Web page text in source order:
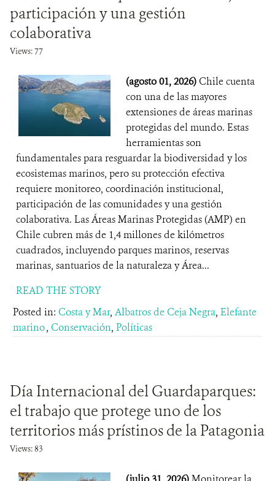
participación y una gestión
colaborativa
Views: 77
(agosto 01, 2026) Chile cuenta
con una de las mayores
extensiones de áreas marinas
protegidas del mundo. Estas
herramientas son
fundamentales para resguardar la biodiversidad y los
ecosistemas marinos, pero su protección efectiva
requiere monitoreo, coordinación institucional,
participación de las comunidades y una gestión
colaborativa. Las Áreas Marinas Protegidas (AMP) en
Chile cubren más de 1,4 millones de kilómetros
cuadrados, incluyendo parques marinos, reservas
marinas, santuarios de la naturaleza y Área...
READ THE STORY
Posted in: Costa y Mar, Albatros de Ceja Negra, Elefante
marino, Conservación, Políticas
Día Internacional del Guardaparques:
el trabajo que protege uno de los
territorios más prístinos de la Patagonia
Views: 83